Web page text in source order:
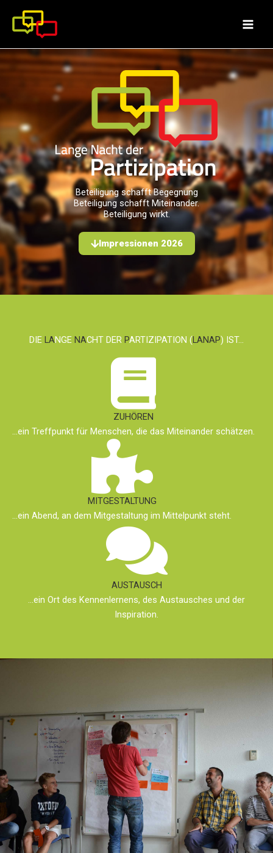
Inhalt
springen
Beteiligung schafft Begegnung
Beteiligung schafft Miteinander.
Beteiligung wirkt.
Impressionen 2026
DIE LANGE NACHT DER PARTIZIPATION (LANAP) IST…
ZUHÖREN
…ein Treffpunkt für Menschen, die das Miteinander schätzen.
MITGESTALTUNG
…ein Abend, an dem Mitgestaltung im Mittelpunkt steht.
AUSTAUSCH
…ein Ort des Kennenlernens, des Austausches und der
Inspiration.